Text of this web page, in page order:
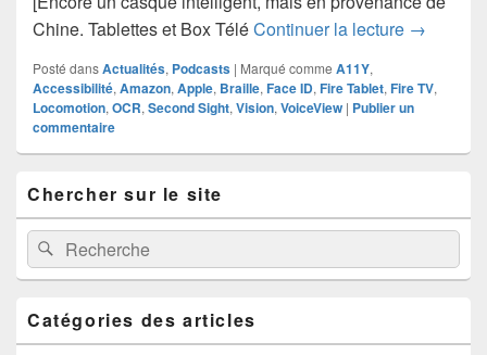
Chine. Tablettes et Box TéléContinuer la lecture →
Posté dansActualités, Podcasts | Marqué comme A11Y,
Accessibilité, Amazon, Apple, Braille, Face ID, Fire Tablet, Fire TV,
Locomotion, OCR, Second Sight, Vision, VoiceView | Publier un
commentaire
principale
de
widget
pour
la
latérale
Chercher sur le site
Recherche :Rechercher
Catégories des articles